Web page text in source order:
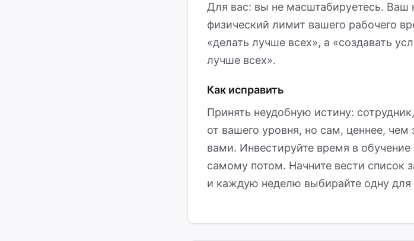
Для вас: вы не масштабируетесь. Ваш
физический лимит вашего рабочего
«делать лучше всех», а «создавать
лучше всех».
Как исправить
Принять неудобную истину:
от вашего уровня, но сам, ценнее, чем
вами. Инвестируйте время в обучение
самому потом. Начните вести список
и каждую неделю выбирайте одну для